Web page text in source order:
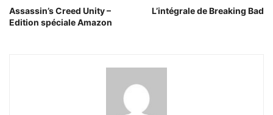
Assassin’s Creed Unity –
Edition spéciale Amazon
L’intégrale de Breaking Bad